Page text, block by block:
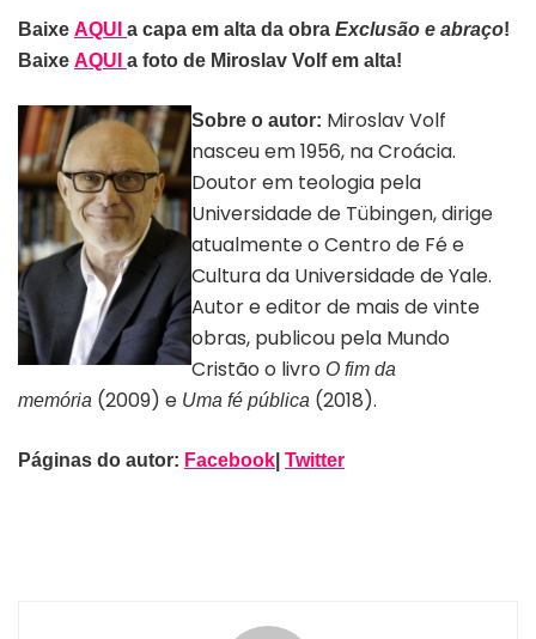
Baixe AQUI a capa em alta da obra Exclusão e abraço!
Baixe AQUI a foto de Miroslav Volf em alta!
Sobre o autor: Miroslav Volf
nasceu em 1956, na Croácia.
Doutor em teologia pela
Universidade de Tübingen, dirige
atualmente o Centro de Fé e
Cultura da Universidade de Yale.
Autor e editor de mais de vinte
obras, publicou pela Mundo
Cristão o livro O fim da
memória (2009) e Uma fé pública (2018).
Páginas do autor: Facebook Twitter